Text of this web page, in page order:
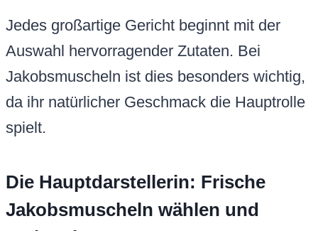
Jedes großartige Gericht beginnt mit der
Auswahl hervorragender Zutaten. Bei
Jakobsmuscheln ist dies besonders wichtig,
da ihr natürlicher Geschmack die Hauptrolle
spielt.
Die Hauptdarstellerin: Frische
Jakobsmuscheln wählen und